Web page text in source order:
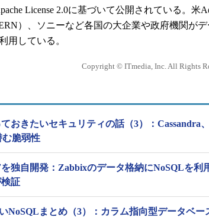
License 2.0に基づいて公開されている。米
）、ソニーなど各国の大企業や政府機関がデ
用している。
Copyright © ITmedia, Inc. All Rights
おきたいセキュリティの話（3）：Cassandra、
む脆弱性
独自開発：Zabbixのデータ格納にNoSQLを利
証
NoSQLまとめ（3）：カラム指向型データベー